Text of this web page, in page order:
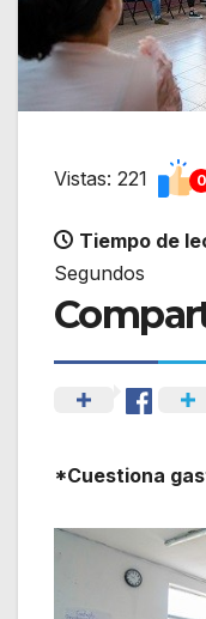
Vistas: 221 0
Tiempo de
Segundos
*Cuestiona